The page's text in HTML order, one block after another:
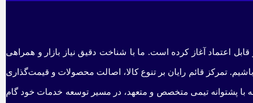
اعتماد آغاز کرده است. ما با شناخت دقیق نیاز بازار و همراهی
تمرکز قائم رایان بر تنوع کالا، اصالت محصولات و قیمت‌گذاری
با پشتوانه تیمی متخصص و متعهد، در مسیر توسعه خدمات خود گام